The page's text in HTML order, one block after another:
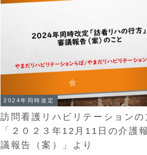
2024年同時改定
訪問看護リハビリテーションの
「２０２３年12月11日の介護
議報告（案）」より